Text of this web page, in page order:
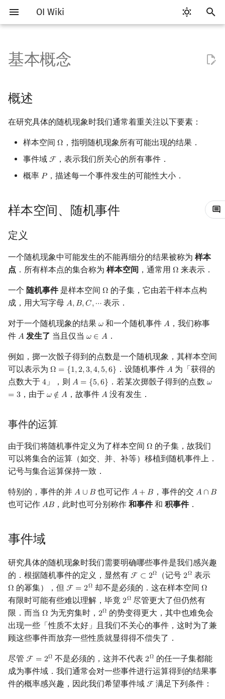
OI Wiki
入
始
搜
Getting Started
关于本项目
如何参与
OI Wiki 不是什么
F.A.Q.
镜像站列表
致谢
比赛相关简介
赛事
题型
学习路线
常见错误
常见技巧
出题
工具软件简介
代码编辑工具
VS Code
Atom
CLion
Geany
Sublime Text
CP Editor
评测工具 Cena
CCR Plus
命令行
WSL (Windows 10)
Special Judge
Testlib
Generator
Validator
Polygon
LaTeX 入门
Git
语言基础简介
C++ 基础
变量
运算
C++ 标准库 STL 算法
bitset
C++ 进阶
值类别
重载运算符
pb_ds
编译优化
Python 速成
Java 速成
Java 进阶
算法基础简介
复杂度
枚举
模拟
排序
冒泡排序
插入排序
堆排序
桶排序
Tim 排序
排序相关 STL
前缀和 & 差分
二分
倍增
搜索部分简介
DFS（搜索）
BFS（搜索）
双向搜索
迭代加深搜索
IDA*
回溯法
Dancing Links
优化
动态规划部分简介
动态规划基础
记忆化搜索
背包 DP
树形 DP
状压 DP
数位 DP
插头 DP
动态 DP
概率 DP
DP 套 DP
斜率优化
四边形不等式优化
字符串部分简介
字符串基础
标准库
字符串匹配
前缀函数与 KMP 算法
Boyer–Moore 算法
Z 函数（扩展 KMP）
AC 自动机
后缀自动机 (SAM)
后缀平衡树
广义后缀自动机
回文树
序列自动机
最小表示法
Lyndon 分解
Main–Lorentz 算法
数字系统简介
进位制
平衡三进制
格雷码
数论基础
模算术简介
素数
最大公约数
分解质因数
裴蜀定理 & 一次不定方程
费马小定理 & 欧拉定理
模逆元
中国剩余定理
升幂引理
阶乘取模
二次剩余
阶 & 原根
离散对数
高次剩余 & 单位根
数论分块
狄利克雷卷积
莫比乌斯反演
杜教筛
Powerful Number 筛
Min_25 筛
多项式与生成函数简介
代数基本定理
快速傅里叶变换
快速数论变换
多项式牛顿迭代
多项式多点求值|快速插值
多项式初等函数
常系数齐次线性递推
符号化方法
Lagrange 反演
形式幂级数复合|复合逆
排列组合
抽屉原理
容斥原理
斐波那契数列
斯特林数
贝尔数
伯努利数
Entringer Number
分拆数
范德蒙德卷积
Pólya 计数
线性代数简介
向量
内积和外积
矩阵
线性空间
线性基
线性映射
特征多项式
Jordan标准型
线性规划基础
单纯形法
基本概念
群论
环论
域论
概述
样本空间、随机事件
定义
事件的运算
定义
古典定义
公理化定义
概率函数的性质
参考资料与注释
博弈论简介
公平组合游戏
零和游戏
非公平组合游戏
插值
数值积分
高斯消元
牛顿迭代法
数据结构部分简介
栈
队列
链表
堆
配对堆
左偏树
块状数据结构
块状链表
树分块
单调栈
单调队列
树状数组
线段树
李超线段树
猫树
值
Kinetic Tournament Tree
划分树
Splay 树
WBLT
红黑树
左偏红黑树
可持久化数据结构
可持久化块状数组
可持久化平衡树
树套树
线段树套平衡树
树状数组套权值线段树
K-D Tree
动态树
Euler Tour Tree
Top Tree
析合树
PQ 树
手指树
霍夫曼树
图论部分简介
图论相关概念
图的存储
DFS（图论）
树的中心
树的重心
树分治
动态树分治
树上随机游走
有向无环图
拓扑排序
最短路问题
k 短路
同余最短路
生成树问题
最小直径生成树
拆点
连通性相关
割点和桥
圆方树
环计数问题
欧拉图
哈密顿图
二分图
平面图
弦图
图的着色
网络流
最小割
费用流
图的匹配
二分图最大权匹配
一般图最大匹配
Prüfer 序列
矩阵树定理
计算几何部分简介
二维计算几何基础
三维计算几何基础
距离
凸包
扫描线
旋转卡壳
半平面交
随机增量法
反演变换
计算几何杂项
杂项简介
离散化
双指针
离线算法
整体二分
莫队算法
爬山算法
模拟退火
悬线法
有限状态自动机
计算理论基础
字节顺序
表达式求值
在一台机器上规划任务
主元素问题
Kahan 求和
珂朵莉树/颜色段均摊
空间优化简介
RMQ
并查集应用
括号序列
线段树与离线询问
基本概念
概述
在研究具体的随机现象时我们通常着重关注以下要素：
样本空间 Ω
Ω ，指明随机现象所有可能出现的结果．
事件域 F
F
，表示我们所关心的所有事件．
概率 𝑃
P ，描述每一个事件发生的可能性大小．
样本空间、随机事件
定义
一个随机现象中可能发生的不能再细分的结果被称为 样本
点 ．所有样本点的集合称为 样本空间 ，通常用 Ω
Ω 来表示．
一个 随机事件是样本空间 Ω
Ω 的子集，它由若干样本点构
成，用大写字母 𝐴,𝐵,𝐶,⋯
A,B,C,⋯ 表示．
对于一个随机现象的结果 𝜔
ω和一个随机事件 𝐴
A，我们称事
件 𝐴
A 发生了 当且仅当 𝜔 ∈ 𝐴
ω ∈ A ．
例如，掷一次骰子得到的点数是一个随机现象，其样本空间
可以表示为 Ω = {1,2,3,4,5,6}
Ω ={1 ,2,3,4,5,6} ．设随机事件𝐴
A 为「获得的
点数大于 4
4 」，则 𝐴 = {5,6}
A= {5 6} ．若某次掷骰子得到的点数𝜔
= 3
ω
，由于 𝜔 ∉ 𝐴
ω ∉ A ，故事件𝐴
A 没有发生．
事件的运算
由于我们将随机事件定义为了样本空间 Ω
Ω 的子集，故我们
可以将集合的运算（如交、并、补等）移植到随机事件上．
记号与集合运算保持一致．
特别的，事件的并 𝐴 ∪ 𝐵
A∪B 也可记作 𝐴+ 𝐵
A+B ，事件的交 𝐴∩ 𝐵
A∩B
也可记作 𝐴𝐵
AB ，此时也可分别称作和事件和积事件．
事件域
研究具体的随机现象时我们需要明确哪些事件是我们感兴趣
的．根据随机事件的定义，显然有 F ⊂ 2Ω
F⊂2Ω （记号2Ω
2Ω 表示
Ω
Ω 的幂集），但 F = 2Ω
F= 2Ω 却不是必须的．这在样本空间 Ω
Ω
有限时可能有些难以理解，毕竟 2Ω
2Ω 尽管更大了但仍然有
限．而当 Ω
Ω 为无穷集时， 2Ω
2Ω 的势变得更大，其中也难免会
出现一些「性质不太好」且我们不关心的事件，这时为了兼
顾这些事件而放弃一些性质就显得得不偿失了．
尽管 F = 2Ω
F= 2Ω 不是必须的，这并不代表2Ω
2Ω 的任一子集都能
成为事件域．我们通常会对一些事件进行运算得到的结果事
件的概率感兴趣，因此我们希望事件域 F
F 满足下列条件：